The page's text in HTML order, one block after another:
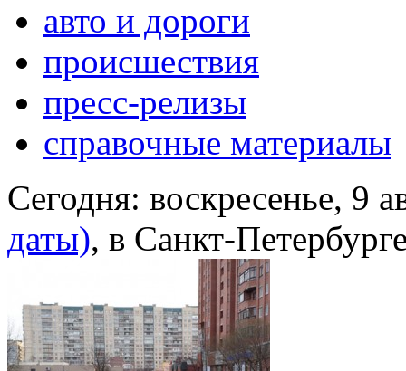
авто и дороги
происшествия
пресс-релизы
справочные материалы
Сегодня: воскресенье, 9
даты), в Санкт-